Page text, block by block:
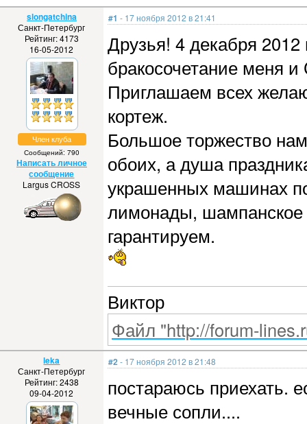
slongatchina
Санкт-Петербург
Рейтинг: 4173
16-05-2012
Член клуба
Сообщений: 790
Написать личное
сообщение
Largus CROSS
#1 - 17 ноября 2012 в 21:41
Друзья! 4 декабря
бракосочетание меня и
Приглашаем всех
кортеж.
Большое торжество
обоих, а душа
украшенных машинах
лимонады, шампанское
гарантируем.
Виктор
Файл "http://forum-
leka
Санкт-Петербург
Рейтинг: 2438
09-04-2012
#2 - 17 ноября 2012 в 21:48
постараюсь приехать.
вечные сопли....